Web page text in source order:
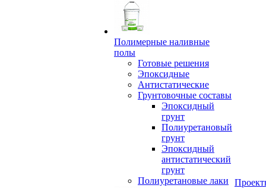
Полимерные наливные
полы
Готовые решения
Эпоксидные
Антистатические
Грунтовочные составы
Эпоксидный
грунт
Полиуретановый
грунт
Эпоксидный
антистатический
грунт
Полиуретановые лаки